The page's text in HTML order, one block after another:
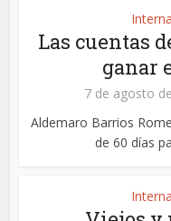
Las cuentas
ganar
7 de agosto
Aldemaro Barrios
de 60 días